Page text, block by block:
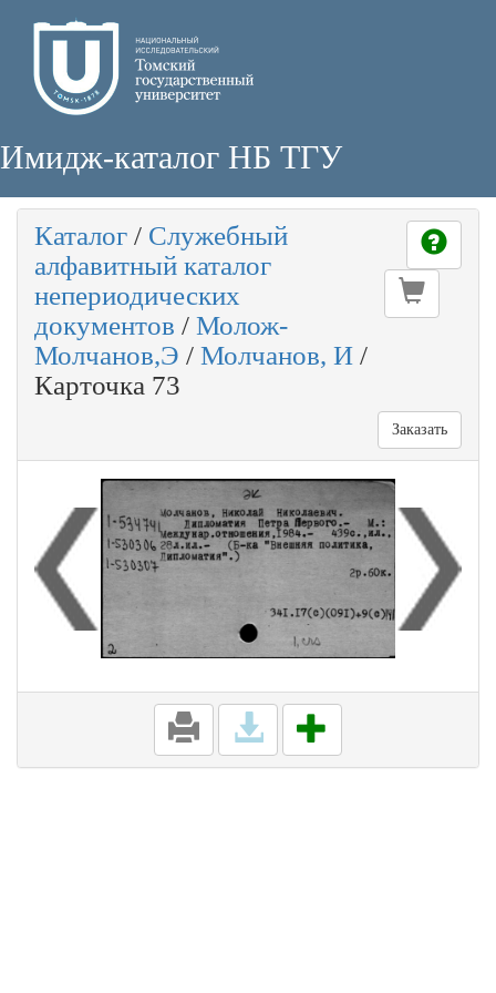
Имидж-каталог НБ ТГУ
Каталог / Служебный
алфавитный каталог
непериодических
документов / Молож-
Молчанов,Э / Молчанов, И /
Карточка 73
Заказать